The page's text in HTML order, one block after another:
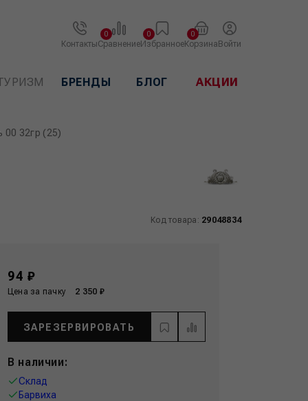
КонтактыСравнение
0
Избранное
0
Корзина
0
Войти
БРЕНДЫ БЛОГ АКЦИИ
00 32гр (25)
Код товара: 29048834
94 ₽
Цена за пачку 2 350 ₽
ЗАРЕЗЕРВИРОВАТЬ
В наличии:
Склад
Барвиха